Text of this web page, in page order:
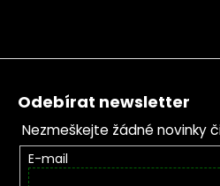
Zápatí
Odebírat newsletter
Nezmeškejte žádné novinky
E-mail